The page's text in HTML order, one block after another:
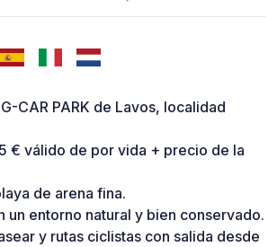
CAR PARK de Lavos, localidad
€ válido de por vida + precio de la
de arena fina.
un entorno natural y bien conservado.
y rutas ciclistas con salida desde